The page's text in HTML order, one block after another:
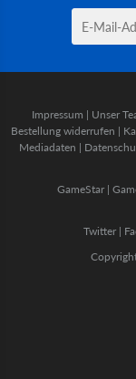
Impressum | Unser
Bestellung widerrufen |
Mediadaten |
GameStar|
Twitter |